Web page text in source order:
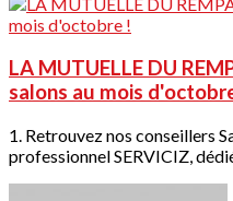
LA MUTUELLE DU
salons au mois
1. Retrouvez nos conseillers
professionnel SERVICIZ,